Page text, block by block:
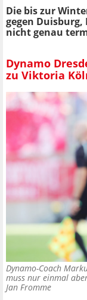
Die bis zur
gegen
nicht genau
Dynamo
zu Viktoria
Dynamo-Coach
muss nur einmal
Jan Fromme